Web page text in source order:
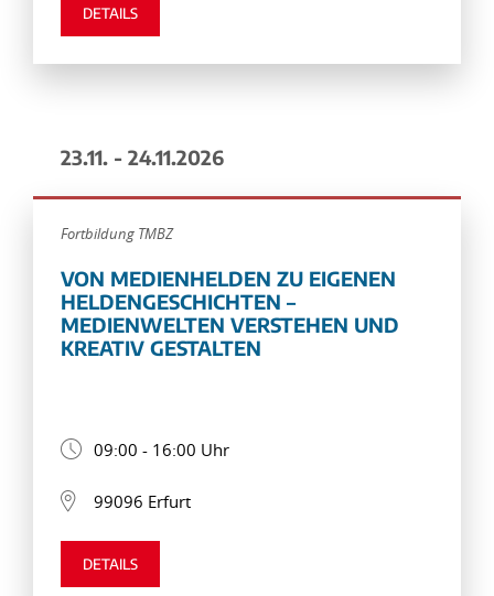
DETAILS
23.11. - 24.11.2026
Fortbildung TMBZ
VON MEDIENHELDEN ZU EIGENEN
HELDENGESCHICHTEN –
MEDIENWELTEN VERSTEHEN UND
KREATIV GESTALTEN
09:00 - 16:00 Uhr
99096 Erfurt
DETAILS